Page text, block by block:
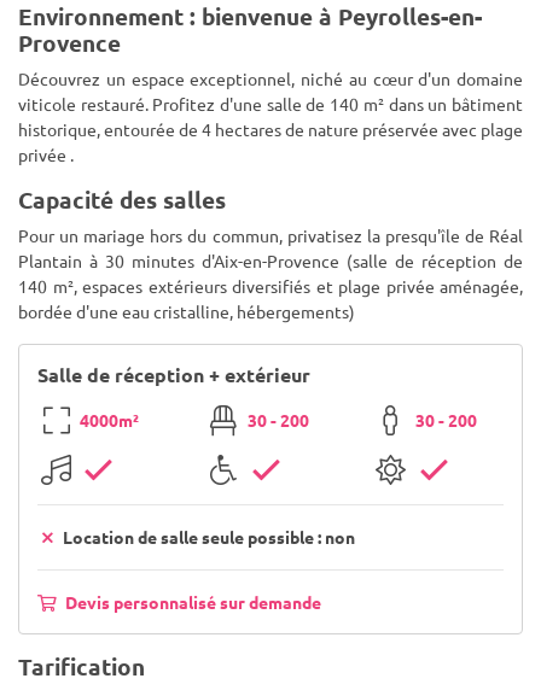
Environnement : bienvenue à Peyrolles-en-
Provence
Découvrez un espace exceptionnel, niché au cœur d'un domaine
viticole restauré. Profitez d'une salle de 140 m² dans un bâtiment
historique, entourée de 4 hectares de nature préservée avec plage
privée .
Capacité des salles
Pour un mariage hors du commun, privatisez la presqu'île de Réal
Plantain à 30 minutes d'Aix-en-Provence (salle de réception de
140 m², espaces extérieurs diversifiés et plage privée aménagée,
bordée d'une eau cristalline, hébergements)
Salle de réception + extérieur
4000m² 30 - 200 30 - 200
Location de salle seule possible : non
Devis personnalisé sur demande
Tarification